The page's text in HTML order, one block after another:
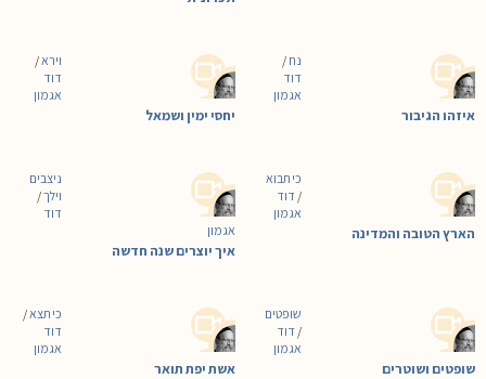
וירא/
דוד
אגמון
יחסי ימין ושמאל
נח /
דוד
אגמון
איזהו הגיבור
ניצבים
וילך/
דוד
אגמון
איך יוצרים שנה חדשה
כי תבוא
/ דוד
אגמון
הארץ הטובה והמדינה
כי תצא/
דוד
אגמון
אשת יפת תואר
שופטים
/ דוד
אגמון
שופטים ושוטרים